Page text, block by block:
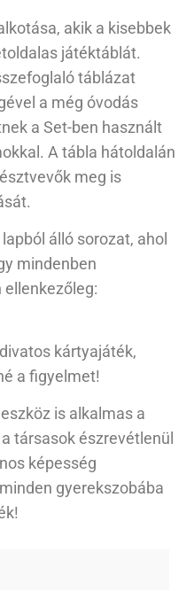
akik a kisebbek
játéktáblát.
táblázat
a még óvodás
a Set-ben használt
A tábla hátoldalán
meg is
álló sorozat, ahol
mindenben
ellenkezőleg:
kártyajáték,
a figyelmet!
is alkalmas a
társasok észrevétlenül
képesség
gyerekszobába